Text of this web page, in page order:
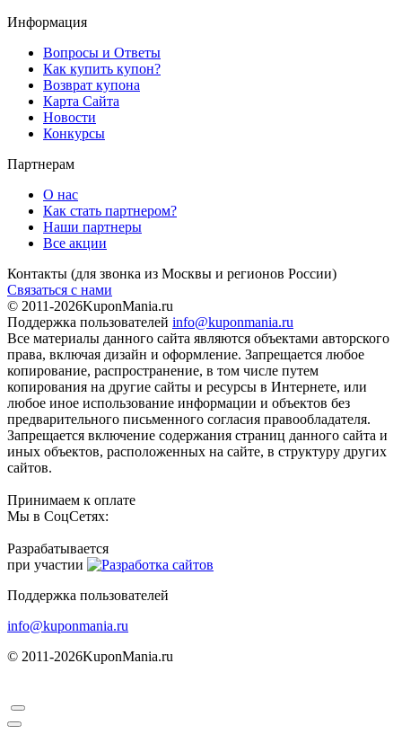
Информация
Вопросы и Ответы
Как купить купон?
Возврат купона
Карта Сайта
Новости
Конкурсы
Партнерам
О нас
Как стать партнером?
Наши партнеры
Все акции
Контакты (для звонка из Москвы и регионов России)
Связаться с нами
© 2011-2026KuponMania.ru
Поддержка пользователей info@kuponmania.ru
Все материалы данного сайта являются объектами авторского
права, включая дизайн и оформление. Запрещается любое
копирование, распространение, в том числе путем
копирования на другие сайты и ресурсы в Интернете, или
любое иное использование информации и объектов без
предварительного письменного согласия правообладателя.
Запрещается включение содержания страниц данного сайта и
иных объектов, расположенных на сайте, в структуру других
сайтов.
Принимаем к оплате
Мы в СоцСетях:
Разрабатывается
при участии
Поддержка пользователей
info@kuponmania.ru
© 2011-2026KuponMania.ru